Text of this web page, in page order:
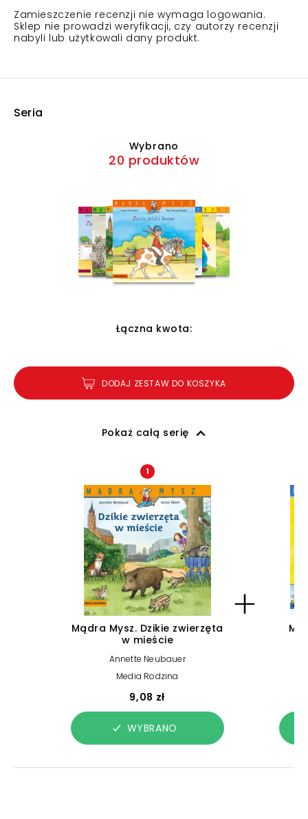
Zamieszczenie recenzji nie wymaga logowania.
Sklep nie prowadzi weryfikacji, czy autorzy recenzji
nabyli lub użytkowali dany produkt.
Seria
Wybrano
20 produktów
Łączna kwota:
DODAJ ZESTAW DO KOSZYKA
Pokaż całą serię
1
Mądra Mysz. Dzikie zwierzęta
w mieście
Annette Neubauer
Media Rodzina
9,08 zł
WYBRANO